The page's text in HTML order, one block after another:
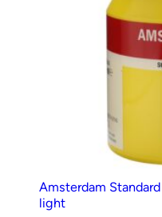
Amsterdam
light